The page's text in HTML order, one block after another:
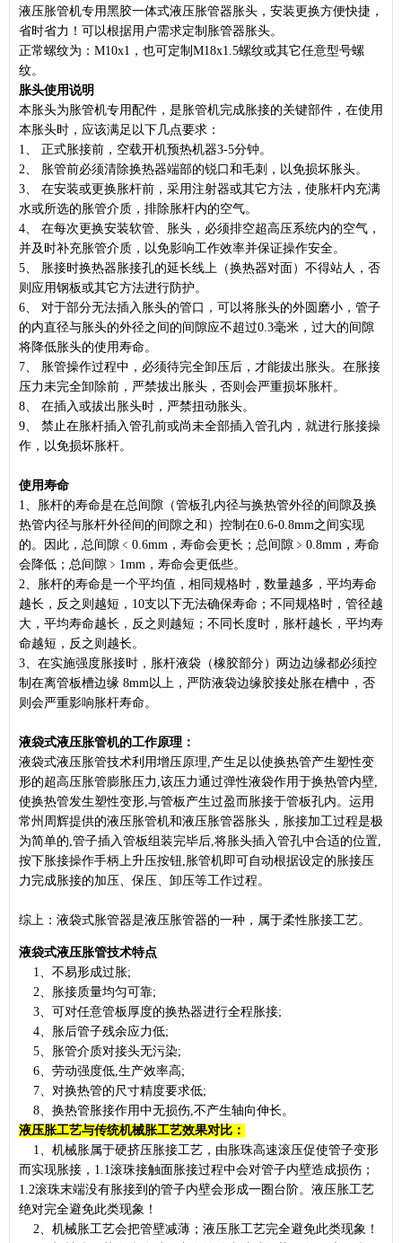
液压胀管机专用黑胶一体式液压胀管器胀头，安装更换方便快捷，
省时省力！可以根据用户需求定制胀管器胀头。
正常螺纹为：M10x1，也可定制M18x1.5螺纹或其它任意型号螺
纹。
胀头使用说明
本胀头为胀管机专用配件，是胀管机完成胀接的关键部件，在使用
本胀头时，应该满足以下几点要求：
1、 正式胀接前，空载开机预热机器3-5分钟。
2、 胀管前必须清除换热器端部的锐口和毛刺，以免损坏胀头。
3、 在安装或更换胀杆前，采用注射器或其它方法，使胀杆内充满
水或所选的胀管介质，排除胀杆内的空气。
4、 在每次更换安装软管、胀头，必须排空超高压系统内的空气，
并及时补充胀管介质，以免影响工作效率并保证操作安全。
5、 胀接时换热器胀接孔的延长线上（换热器对面）不得站人，否
则应用钢板或其它方法进行防护。
6、 对于部分无法插入胀头的管口，可以将胀头的外圆磨小，管子
的内直径与胀头的外径之间的间隙应不超过0.3毫米，过大的间隙
将降低胀头的使用寿命。
7、 胀管操作过程中，必须待完全卸压后，才能拔出胀头。在胀接
压力未完全卸除前，严禁拔出胀头，否则会严重损坏胀杆。
8、 在插入或拔出胀头时，严禁扭动胀头。
9、 禁止在胀杆插入管孔前或尚未全部插入管孔内，就进行胀接操
作，以免损坏胀杆。
使用寿命
1、胀杆的寿命是在总间隙（管板孔内径与换热管外径的间隙及换
热管内径与胀杆外径间的间隙之和）控制在0.6-0.8mm之间实现
的。因此，总间隙﹤0.6mm，寿命会更长；总间隙﹥0.8mm，寿命
会降低；总间隙﹥1mm，寿命会更低些。
2、胀杆的寿命是一个平均值，相同规格时，数量越多，平均寿命
越长，反之则越短，10支以下无法确保寿命；不同规格时，管径越
大，平均寿命越长，反之则越短；不同长度时，胀杆越长，平均寿
命越短，反之则越长。
3、在实施强度胀接时，胀杆液袋（橡胶部分）两边边缘都必须控
制在离管板槽边缘 8mm以上，严防液袋边缘胶接处胀在槽中，否
则会严重影响胀杆寿命。
液袋式液压胀管机的工作原理：
液袋式液压胀管技术利用增压原理,产生足以使换热管产生塑性变
形的超高压胀管膨胀压力,该压力通过弹性液袋作用于换热管内壁,
使换热管发生塑性变形,与管板产生过盈而胀接于管板孔内。运用
常州周辉提供的液压胀管机和液压胀管器胀头，胀接加工过程是极
为简单的,管子插入管板组装完毕后,将胀头插入管孔中合适的位置,
按下胀接操作手柄上升压按钮,胀管机即可自动根据设定的胀接压
力完成胀接的加压、保压、卸压等工作过程。
综上：液袋式胀管器是液压胀管器的一种，属于柔性胀接工艺。
液袋式液压胀管技术特点
1、不易形成过胀;
2、胀接质量均匀可靠;
3、可对任意管板厚度的换热器进行全程胀接;
4、胀后管子残余应力低;
5、胀管介质对接头无污染;
6、劳动强度低,生产效率高;
7、对换热管的尺寸精度要求低;
8、换热管胀接作用中无损伤,不产生轴向伸长。
液压胀工艺与传统机械胀工艺效果对比：
1、机械胀属于硬挤压胀接工艺，由胀珠高速滚压促使管子变形
而实现胀接，1.1滚珠接触面胀接过程中会对管子内壁造成损伤；
1.2滚珠末端没有胀接到的管子内壁会形成一圈台阶。液压胀工艺
绝对完全避免此类现象！
2、机械胀工艺会把管壁减薄；液压胀工艺完全避免此类现象！